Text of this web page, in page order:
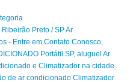
Preto / SP Ar
- Entre em Contato Conosco
Portátil SP, aluguel Ar
e Climatizador na cidade
de ar condicionado Climatizador